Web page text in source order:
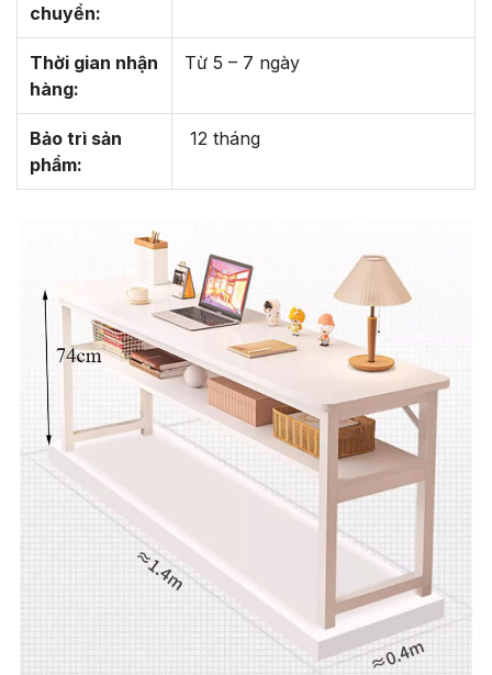
chuyển:
Thời gian nhận
hàng:
Từ 5 – 7 ngày
Bảo trì sản
phẩm:
12 tháng